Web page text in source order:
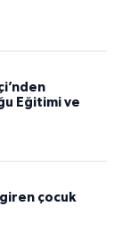
Eğitimi ve
çocuk